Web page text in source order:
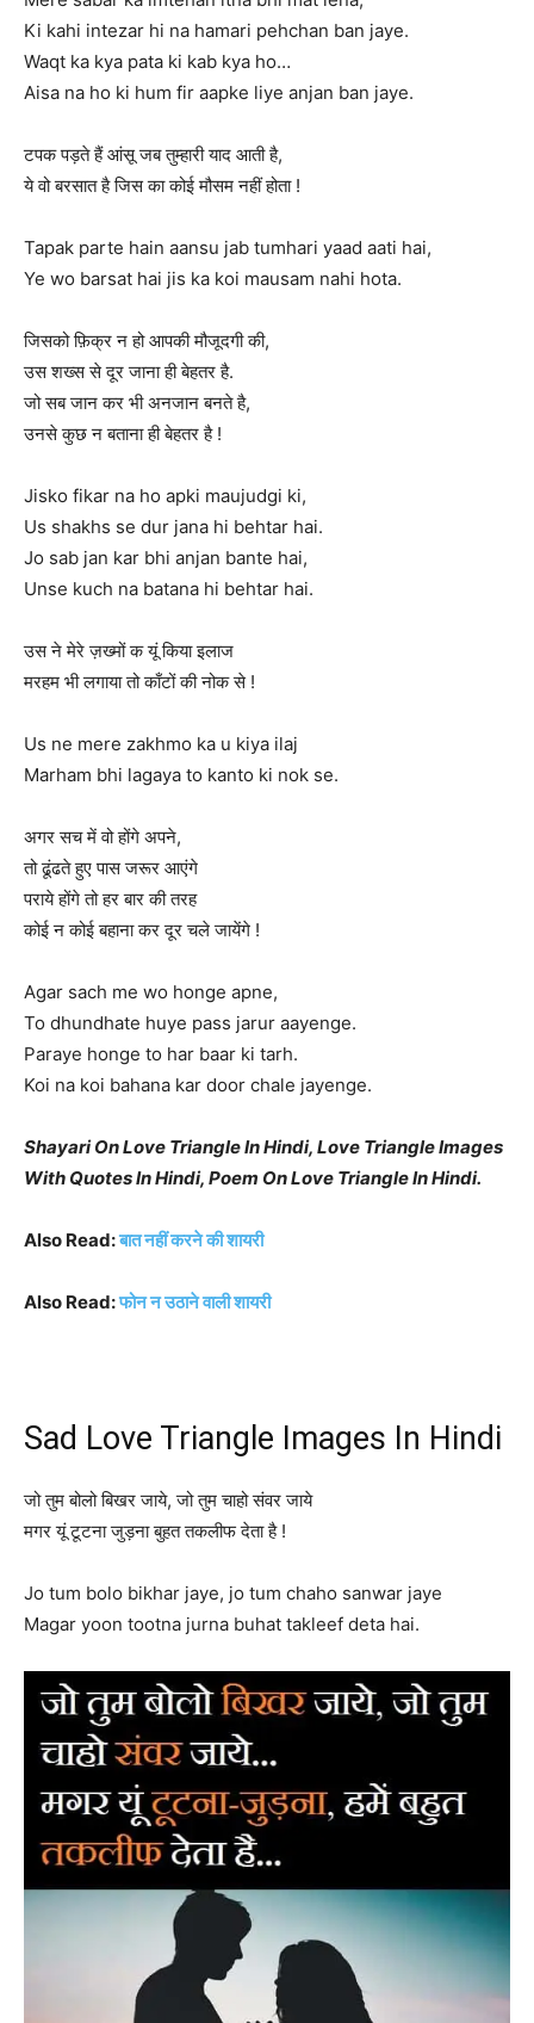
Ki kahi intezar hi na hamari pehchan ban jaye.
Waqt ka kya pata ki kab kya ho…
Aisa na ho ki hum fir aapke liye anjan ban jaye.
टपक पड़ते हैं आंसू जब तुम्हारी याद आती है,
ये वो बरसात है जिस का कोई मौसम नहीं होता !
Tapak parte hain aansu jab tumhari yaad aati hai,
Ye wo barsat hai jis ka koi mausam nahi hota.
जिसको फ़िक्र न हो आपकी मौजूदगी की,
उस शख्स से दूर जाना ही बेहतर है.
जो सब जान कर भी अनजान बनते है,
उनसे कुछ न बताना ही बेहतर है !
Jisko fikar na ho apki maujudgi ki,
Us shakhs se dur jana hi behtar hai.
Jo sab jan kar bhi anjan bante hai,
Unse kuch na batana hi behtar hai.
उस ने मेरे ज़ख्मों क यूं किया इलाज
मरहम भी लगाया तो काँटों की नोक से !
Us ne mere zakhmo ka u kiya ilaj
Marham bhi lagaya to kanto ki nok se.
अगर सच में वो होंगे अपने,
तो ढूंढते हुए पास जरूर आएंगे
पराये होंगे तो हर बार की तरह
कोई न कोई बहाना कर दूर चले जायेंगे !
Agar sach me wo honge apne,
To dhundhate huye pass jarur aayenge.
Paraye honge to har baar ki tarh.
Koi na koi bahana kar door chale jayenge.
Shayari On Love Triangle In Hindi, Love Triangle Images
With Quotes In Hindi, Poem On Love Triangle In Hindi.
Also Read:बात नहीं करने की शायरी
Also Read:फोन न उठाने वाली शायरी
Sad Love Triangle Images In Hindi
जो तुम बोलो बिखर जाये, जो तुम चाहो संवर जाये
मगर यूं टूटना जुड़ना बुहत तकलीफ देता है !
Jo tum bolo bikhar jaye, jo tum chaho sanwar jaye
Magar yoon tootna jurna buhat takleef deta hai.